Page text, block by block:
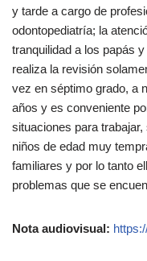
y tarde a cargo de
odontopediatría; la
tranquilidad a los papás
realiza la revisión
vez en séptimo grado, a
años y es conveniente
situaciones para
niños de edad muy
familiares y por lo tanto
problemas que se
Nota audiovisual: